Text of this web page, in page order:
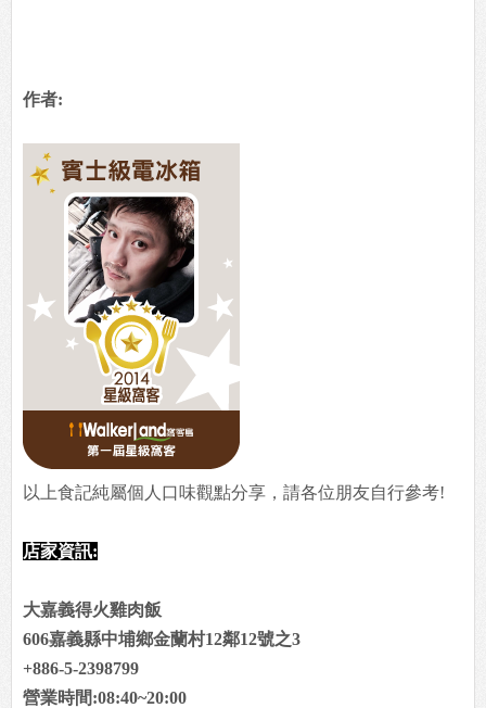
作者:
以上食記純屬個人口味觀點分享，請各位朋友自行參考!
店家資訊:
大嘉義得火雞肉飯
606嘉義縣中埔鄉金蘭村12鄰12號之3
+886-5-2398799
營業時間:08:40~20:00